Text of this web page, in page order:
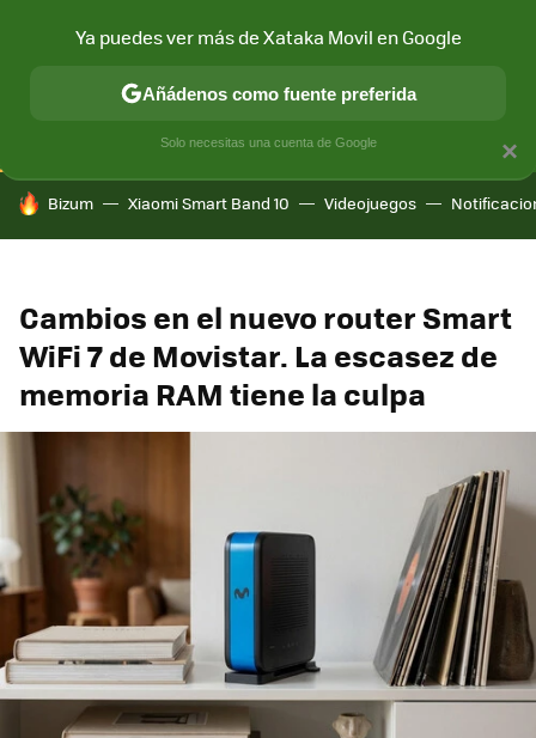
CONECTIVIDAD MÓVIL Y SOCIEDAD APLICACIONES
HOY SE HABLA DE
Bizum Xiaomi Smart Band 10 Videojuegos
Cambios en el nuevo router Smart
WiFi 7 de Movistar. La escasez de
memoria RAM tiene la culpa
×
Ya puedes ver más de Xataka Movil en Google
Añádenos como fuente preferida
Solo necesitas una cuenta de Google